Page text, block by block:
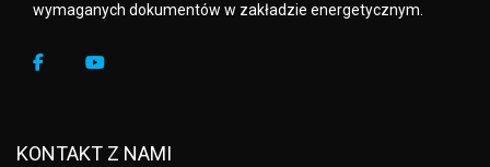
wymaganych dokumentów w zakładzie energetycznym.
KONTAKT Z NAMI